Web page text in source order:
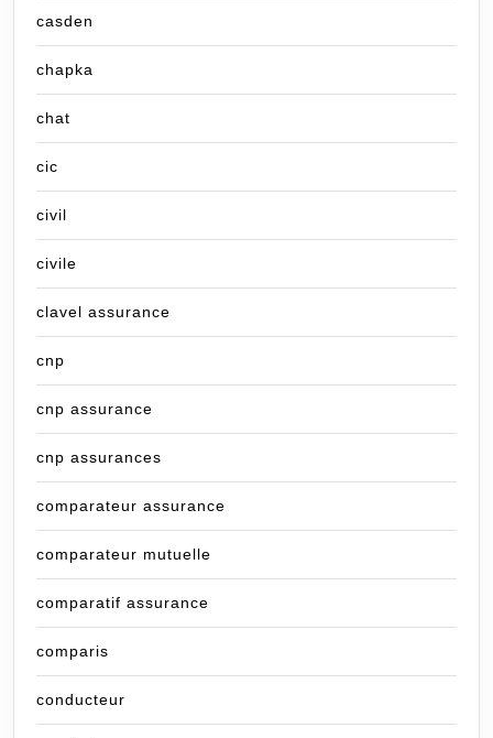
casden
chapka
chat
cic
civil
civile
clavel assurance
cnp
cnp assurance
cnp assurances
comparateur assurance
comparateur mutuelle
comparatif assurance
comparis
conducteur